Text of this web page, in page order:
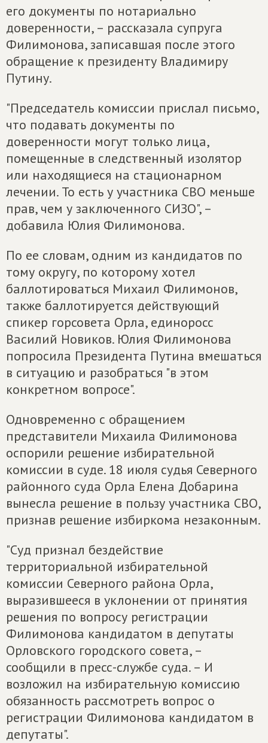
его документы по нотариально
доверенности, – рассказала супруга
Филимонова, записавшая после этого
обращение к президенту Владимиру
Путину.
"Председатель комиссии прислал письмо,
что подавать документы по
доверенности могут только лица,
помещенные в следственный изолятор
или находящиеся на стационарном
лечении. То есть у участника СВО меньше
прав, чем у заключенного СИЗО", –
добавила Юлия Филимонова.
По ее словам, одним из кандидатов по
тому округу, по которому хотел
баллотироваться Михаил Филимонов,
также баллотируется действующий
спикер горсовета Орла, единоросс
Василий Новиков. Юлия Филимонова
попросила Президента Путина вмешаться
в ситуацию и разобраться "в этом
конкретном вопросе".
Одновременно с обращением
представители Михаила Филимонова
оспорили решение избирательной
комиссии в суде. 18 июля судья Северного
районного суда Орла Елена Добарина
вынесла решение в пользу участника СВО,
признав решение избиркома незаконным.
"Суд признал бездействие
территориальной избирательной
комиссии Северного района Орла,
выразившееся в уклонении от принятия
решения по вопросу регистрации
Филимонова кандидатом в депутаты
Орловского городского совета, –
сообщили в пресс-службе суда. – И
возложил на избирательную комиссию
обязанность рассмотреть вопрос о
регистрации Филимонова кандидатом в
депутаты".